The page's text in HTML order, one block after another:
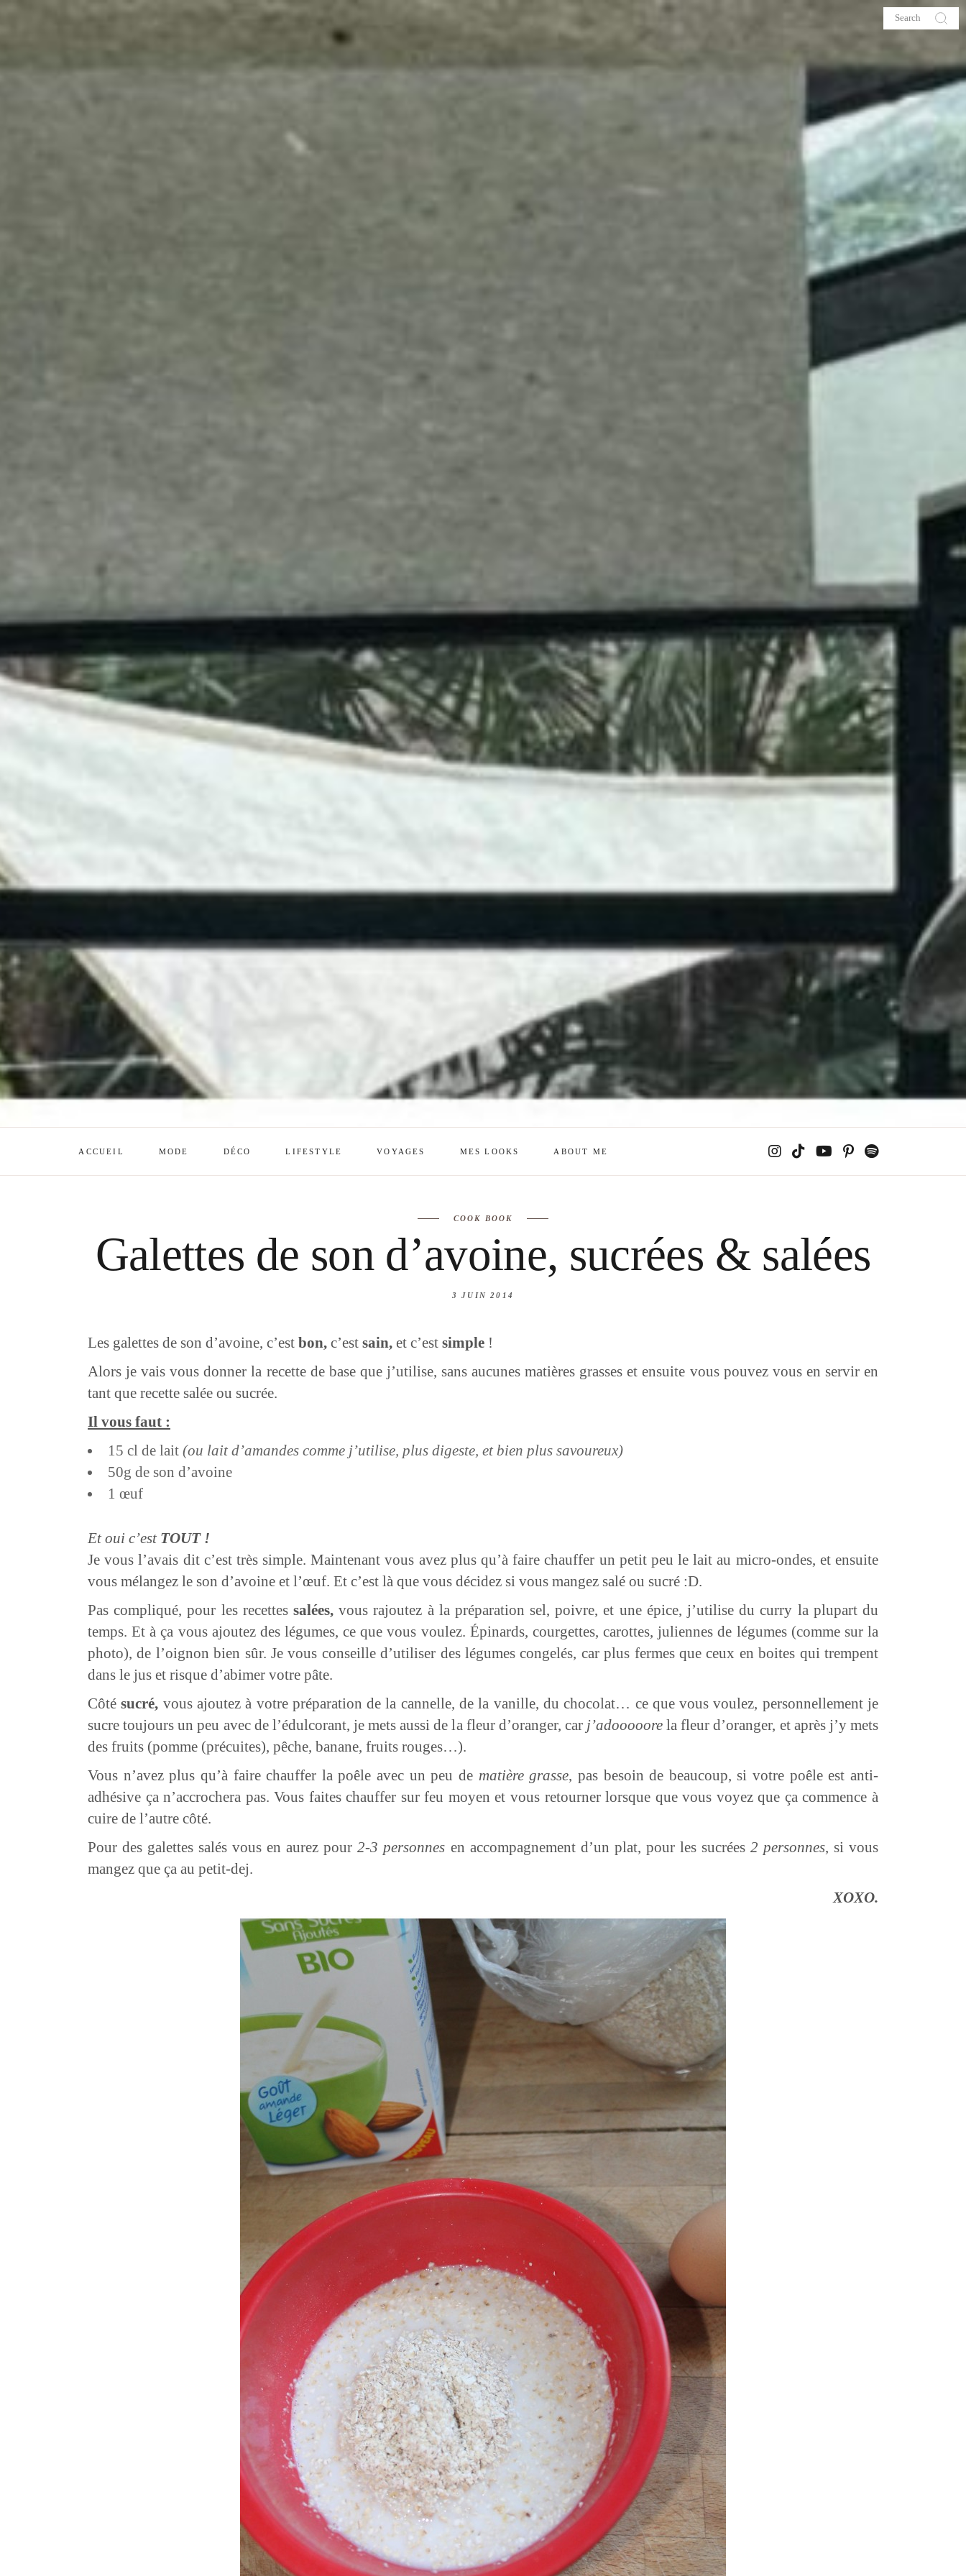
ACCUEIL MODE DÉCO LIFESTYLE VOYAGES MES LOOKS ABOUT ME
Voilà Beauté
COOK BOOK
Galettes de son d’avoine, sucrées & salées
3 JUIN 2014
Les galettes de son d’avoine, c’est bon, c’est sain, et c’est simple !
Alors je vais vous donner la recette de base que j’utilise, sans aucunes matières grasses et ensuite vous pouvez vous en servir en
tant que recette salée ou sucrée.
Il vous faut :
15 cl de lait (ou lait d’amandes comme j’utilise, plus digeste, et bien plus savoureux)
50g de son d’avoine
1 œuf
Et oui c’est TOUT !
Je vous l’avais dit c’est très simple. Maintenant vous avez plus qu’à faire chauffer un petit peu le lait au micro-ondes, et ensuite
vous mélangez le son d’avoine et l’œuf. Et c’est là que vous décidez si vous mangez salé ou sucré :D.
Pas compliqué, pour les recettes salées,vous rajoutez à la préparation sel, poivre, et une épice, j’utilise du curry la plupart du
temps. Et à ça vous ajoutez des légumes, ce que vous voulez. Épinards, courgettes, carottes, juliennes de légumes (comme sur la
photo), de l’oignon bien sûr. Je vous conseille d’utiliser des légumes congelés, car plus fermes que ceux en boites qui trempent
dans le jus et risque d’abimer votre pâte.
Côtésucré, vous ajoutez à votre préparation de la cannelle, de la vanille, du chocolat… ce que vous voulez, personnellement je
sucre toujours un peu avec de l’édulcorant, je mets aussi de la fleur d’oranger, car j’adooooore la fleur d’oranger, et après j’y mets
des fruits (pomme (précuites), pêche, banane, fruits rouges…).
Vous n’avez plus qu’à faire chauffer la poêle avec un peu de matière grasse, pas besoin de beaucoup, si votre poêle est anti-
adhésive ça n’accrochera pas. Vous faites chauffer sur feu moyen et vous retourner lorsque que vous voyez que ça commence à
cuire de l’autre côté.
Pour des galettes salés vous en aurez pour2-3 personnes en accompagnement d’un plat, pour les sucrées 2 personnes, si vous
mangez que ça au petit-dej.
XOXO.